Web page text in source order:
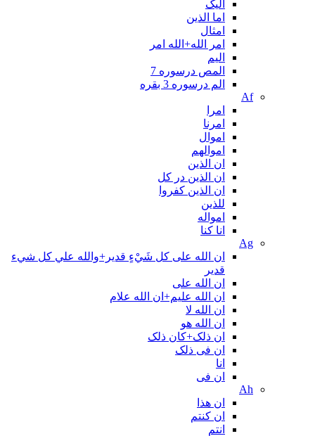
الیک
اما الذین
امثال
امر الله+الله امر
اليم
المص درسوره 7
الم درسوره 3 بقره
Af
امرا
امرنا
اموال
اموالهم
ان الذین
ان الذین در کل
ان الذین کفروا
للذین
امواله
انا کنا
Ag
ان الله على كل شَيْءٍ قدير+والله علي كل شيء
قدير
ان الله علی
ان الله علیم+ان الله علام
ان الله لا
ان الله هو
ان ذلک+کان ذلک
ان فی ذلک
انا
ان فی
Ah
ان هذا
ان کنتم
انتم